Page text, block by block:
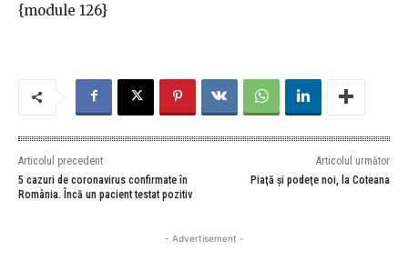
{module 126}
Articolul precedent
5 cazuri de coronavirus confirmate în
România. Încă un pacient testat pozitiv
Articolul următor
Piaţă şi podeţe noi, la Coteana
- Advertisement -